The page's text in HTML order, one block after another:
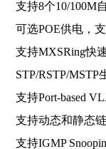
支持8个10/100M
可选POE供电，
支持MXSRing快
STP/RSTP/MSTP
支持Port-based
支持动态和静态
支持IGMP